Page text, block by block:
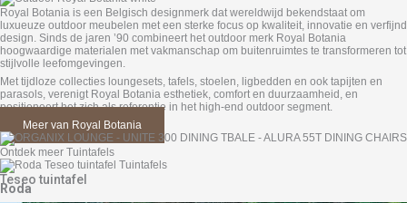
Royal Botania is een Belgisch designmerk dat wereldwijd bekendstaat om
luxueuze outdoor meubelen met een sterke focus op kwaliteit, innovatie en verfijnd
design. Sinds de jaren ’90 combineert het outdoor merk Royal Botania
hoogwaardige materialen met vakmanschap om buitenruimtes te transformeren tot
stijlvolle leefomgevingen.
Met tijdloze collecties loungesets, tafels, stoelen, ligbedden en ook tapijten en
parasols, verenigt Royal Botania esthetiek, comfort en duurzaamheid, en
positioneert het zich als referentie in het high-end outdoor segment.
Meer van Royal Botania
Ontdek meer Tuintafels
Teseo tuintafel
Roda